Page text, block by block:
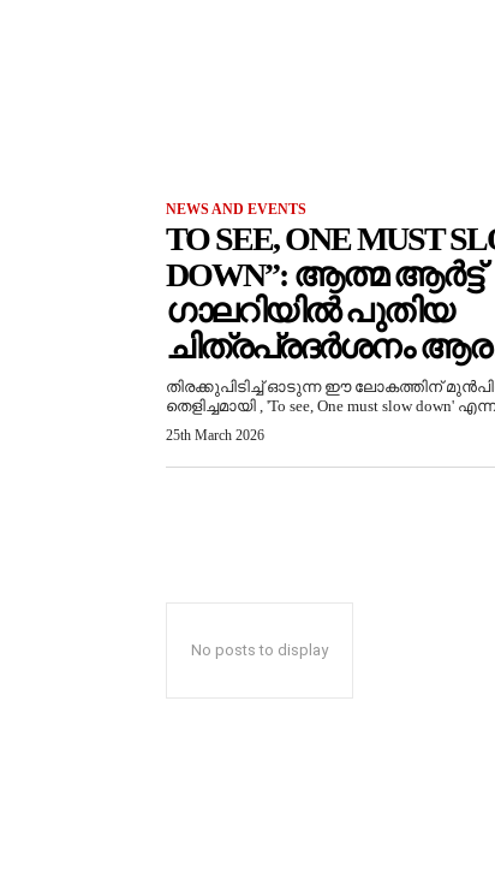
NEWS AND EVENTS
TO SEE, ONE MUST
DOWN”: ആത്മ ആർട്ട്
ഗാലറിയിൽ പുതിയ
ചിത്രപ്രദർശനം
തിരക്കുപിടിച്ച് ഓടുന്ന ഈ ലോകത്തിന്
തെളിച്ചമായി , 'To see, One must slow down'
25th March 2026
No posts to display